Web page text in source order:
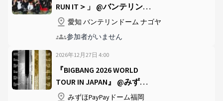
RUN IT＞」 @バンテリンド
ーム ナゴヤ
愛知 バンテリンドーム ナゴヤ
参加者がいません
2026年12月27日 4:00
『BIGBANG 2026 WORLD
TOUR IN JAPAN』 @みずほ
PayPayドーム福岡
みずほPayPayドーム福岡